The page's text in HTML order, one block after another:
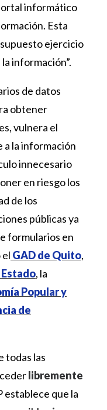
informático
Esta
ejercicio
información”.
de datos
obtener
vulnera el
a la información
innecesario
en riesgo los
de los
públicas ya
formularios en
GAD de Quito,
, la
Popular y
de
todas las
libremente
establece que la